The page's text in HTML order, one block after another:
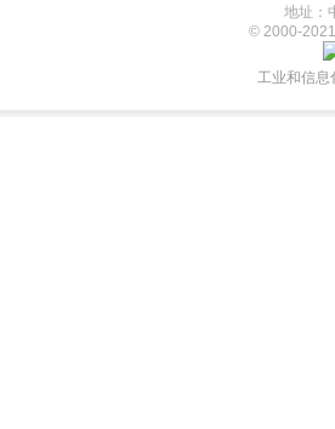
地址
© 2000-
工业和信息